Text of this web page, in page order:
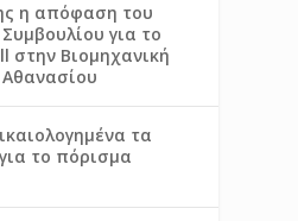
η απόφαση του
για το
στην Βιομηχανική
τα
το πόρισμα